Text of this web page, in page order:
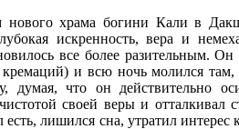
храма богини Кали в
искренность, вера и
все более разительным.
и всю ночь молился
думая, что он действительно
своей веры и
лишился сна, утратил